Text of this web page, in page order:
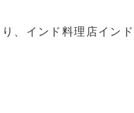
、インド料理店インド